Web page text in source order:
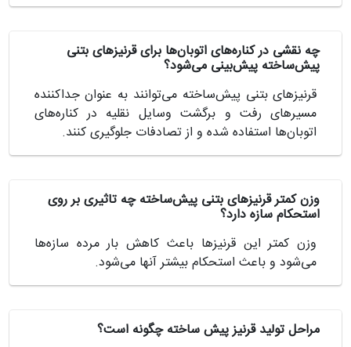
چه نقشی در کناره‌های اتوبان‌ها برای قرنیزهای بتنی
پیش‌ساخته پیش‌بینی می‌شود؟
قرنیزهای بتنی پیش‌ساخته می‌توانند به عنوان جداکننده
مسیرهای رفت و برگشت وسایل نقلیه در کناره‌های
اتوبان‌ها استفاده شده و از تصادفات جلوگیری کنند.
وزن کمتر قرنیزهای بتنی پیش‌ساخته چه تاثیری بر روی
استحکام سازه دارد؟
وزن کمتر این قرنیزها باعث کاهش بار مرده سازه‌ها
می‌شود و باعث استحکام بیشتر آنها می‌شود.
مراحل تولید قرنیز پیش ساخته چگونه است؟